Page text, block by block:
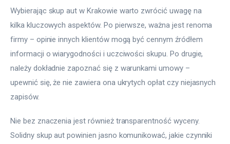
Wybierając skup aut w Krakowie warto zwrócić uwagę na
kilka kluczowych aspektów. Po pierwsze, ważna jest renoma
firmy – opinie innych klientów mogą być cennym źródłem
informacji o wiarygodności i uczciwości skupu. Po drugie,
należy dokładnie zapoznać się z warunkami umowy –
upewnić się, że nie zawiera ona ukrytych opłat czy niejasnych
zapisów.
Nie bez znaczenia jest również transparentność wyceny.
Solidny skup aut powinien jasno komunikować, jakie czynniki